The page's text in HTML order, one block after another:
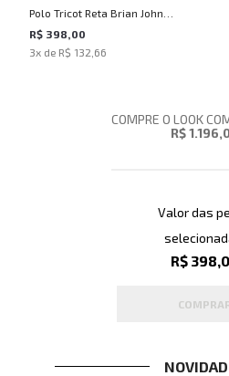
Polo Tricot Reta Brian John
John Masculina
R$ 398,00
3x de R$ 132,66
COMPRE O LOOK
R$
Valor das
R$